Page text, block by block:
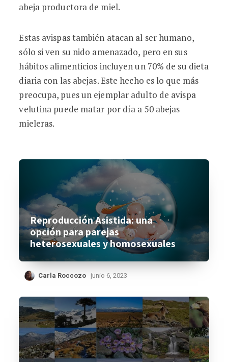
abeja productora de miel.
Estas avispas también atacan al ser humano,
sólo si ven su nido amenazado, pero en sus
hábitos alimenticios incluyen un 70% de su dieta
diaria con las abejas. Este hecho es lo que más
preocupa, pues un ejemplar adulto de avispa
velutina puede matar por día a 50 abejas
mieleras.
Reproducción Asistida: una
opción para parejas
heterosexuales y homosexuales
Carla Roccozo junio 6, 2023